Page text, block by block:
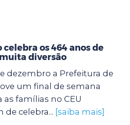
celebra os 464 anos de
diversão
dezembro a Prefeitura de
um final de semana
as famílias no CEU
de celebra... [saiba mais]